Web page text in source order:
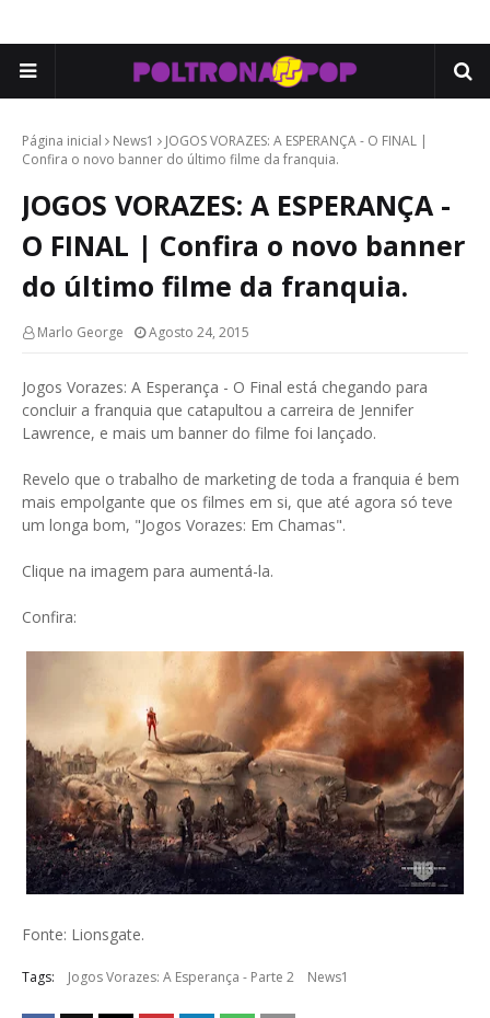
Página inicial News1
JOGOS VORAZES: A ESPERANÇA - O FINAL |
Confira o novo banner do último filme da franquia.
JOGOS VORAZES: A ESPERANÇA -
O FINAL | Confira o novo banner
do último filme da franquia.
Marlo George Agosto 24, 2015
Jogos Vorazes: A Esperança - O Final está chegando para
concluir a franquia que catapultou a carreira de Jennifer
Lawrence, e mais um banner do filme foi lançado.
Revelo que o trabalho de marketing de toda a franquia é bem
mais empolgante que os filmes em si, que até agora só teve
um longa bom, "Jogos Vorazes: Em Chamas".
Clique na imagem para aumentá-la.
Confira:
Fonte: Lionsgate.
Tags: Jogos Vorazes: A Esperança - Parte 2 News1